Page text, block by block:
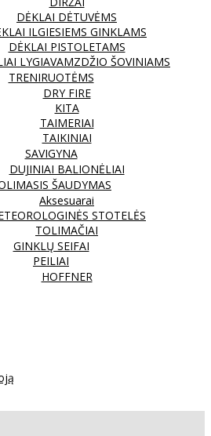
DĖKLAI DĖTUVĖMS
ILGIESIEMS GINKLAMS
DĖKLAI PISTOLETAMS
LYGIAVAMZDŽIO ŠOVINIAMS
TRENIRUOTĖMS
DRY FIRE
KITA
TAIMERIAI
TAIKINIAI
SAVIGYNA
DUJINIAI BALIONĖLIAI
ŠAUDYMAS
Aksesuarai
STOTELĖS
TOLIMAČIAI
GINKLŲ SEIFAI
PEILIAI
HOFFNER